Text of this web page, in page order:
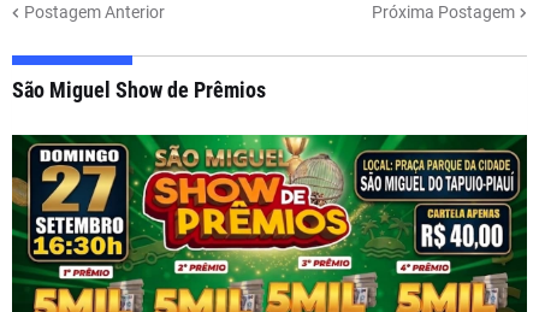
Postagem Anterior Próxima Postagem
São Miguel Show de Prêmios